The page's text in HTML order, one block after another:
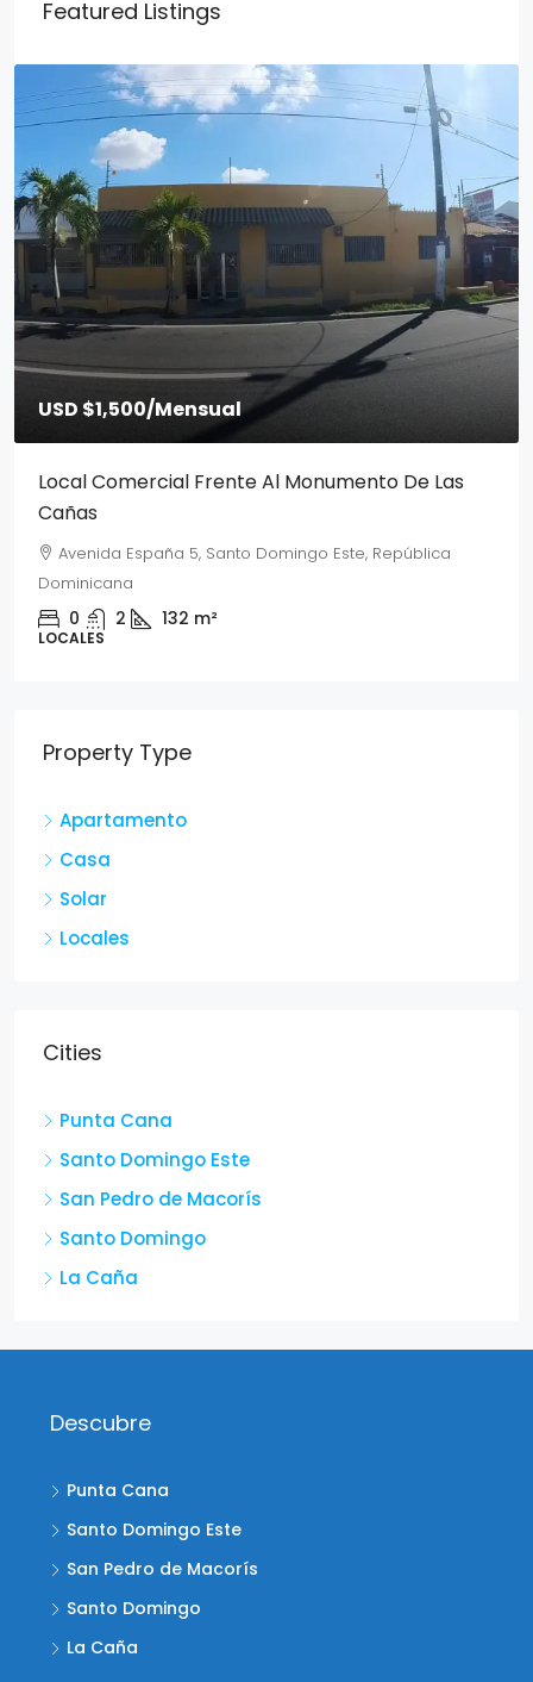
Featured Listings
USD $1,500/Mensual
Local Comercial Frente Al Monumento De Las
Cañas
Avenida España 5, Santo Domingo Este, República
Dominicana
0 2 132 m²
LOCALES
Property Type
Apartamento
Casa
Solar
Locales
Cities
Punta Cana
Santo Domingo Este
San Pedro de Macorís
Santo Domingo
La Caña
Descubre
Punta Cana
Santo Domingo Este
San Pedro de Macorís
Santo Domingo
La Caña